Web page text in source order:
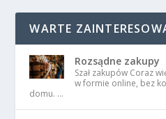
WARTE
Rozsądne zakupy
Szał zakupów Coraz
w formie online, bez
domu. …